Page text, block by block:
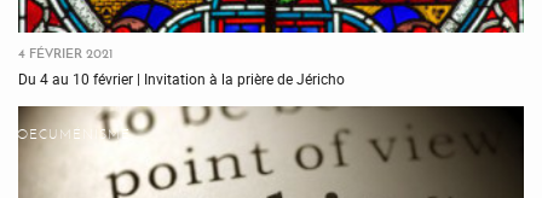
4 FÉVRIER 2021
Du 4 au 10 février | Invitation à la prière de Jéricho
OECUMÉNISME